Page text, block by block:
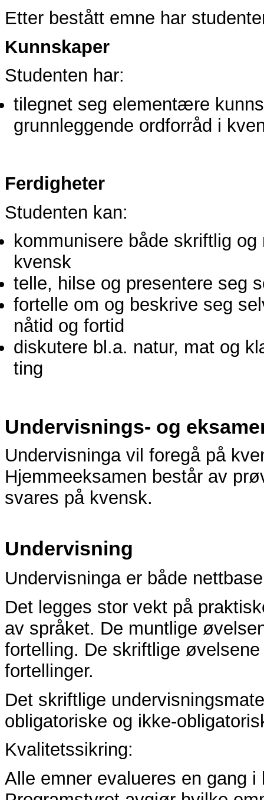
Etter bestått emne har
Kunnskaper
Studenten har:
tilegnet seg elementære
grunnleggende ordforråd i
Ferdigheter
Studenten kan:
kommunisere både skriftlig
kvensk
telle, hilse og presentere seg
fortelle om og beskrive seg
nåtid og fortid
diskutere bl.a. natur, mat og
ting
Undervisnings- og
Undervisninga vil foregå på
Hjemmeeksamen består av
svares på kvensk.
Undervisning
Undervisninga er både
Det legges stor vekt på
av språket. De muntlige
fortelling. De skriftlige
fortellinger.
Det skriftlige
obligatoriske og ikke-
Kvalitetssikring:
Alle emner evalueres en gang